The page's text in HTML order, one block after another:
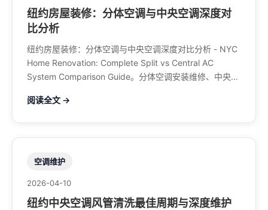
纽约房屋装修：分体空调与中央空调深度对
比分析
纽约房屋装修：分体空调与中央空调深度对比分析 - NYC
Home Renovation: Complete Split vs Central AC
System Comparison Guide。分体空调安装维修、中央空
话：929-708-8979
阅读全文 →
空调维护
2026-04-10
纽约中央空调风管清洗最佳周期与深度维护